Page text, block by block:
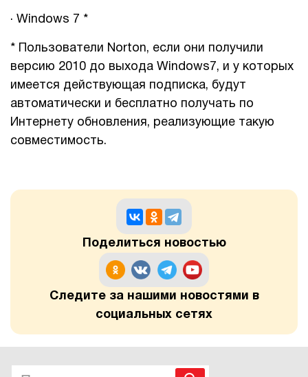
· Windows 7 *
* Пользователи Norton, если они получили
версию 2010 до выхода Windows7, и у которых
имеется действующая подписка, будут
автоматически и бесплатно получать по
Интернету обновления, реализующие такую
совместимость.
Поделиться новостью
Следите за нашими новостями в
социальных сетях